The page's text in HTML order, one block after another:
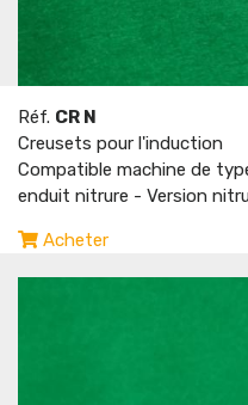
Réf. CR N
Creusets pour l'induction
Compatible machine de
enduit nitrure - Version
Acheter